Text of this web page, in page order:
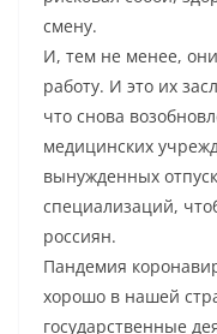
смену.
И, тем не менее,
работу. И это их
что снова
медицинских
вынужденных
специализаций,
россиян.
Пандемия
хорошо в нашей
государственные